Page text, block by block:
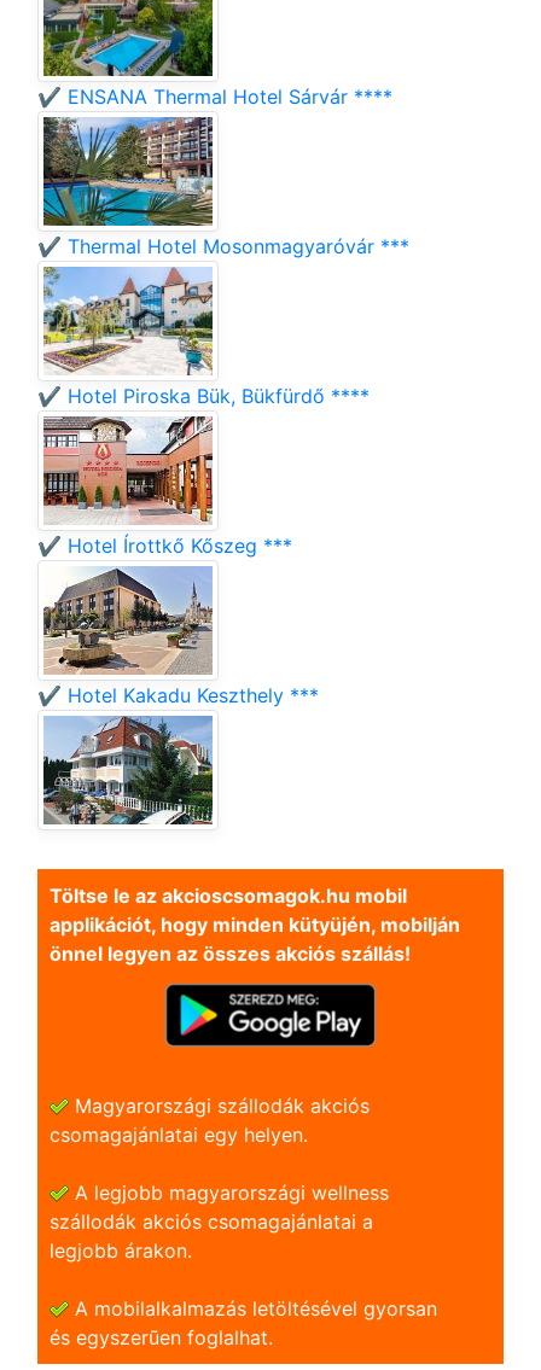
✔️ ENSANA Thermal Hotel Sárvár ****
✔️ Thermal Hotel Mosonmagyaróvár ***
✔️ Hotel Piroska Bük, Bükfürdő ****
✔️ Hotel Írottkő Kőszeg ***
✔️ Hotel Kakadu Keszthely ***
Töltse le az akcioscsomagok.hu mobil
applikációt, hogy minden kütyüjén, mobilján
önnel legyen az összes akciós szállás!
Magyarországi szállodák akciós
csomagajánlatai egy helyen.
A legjobb magyarországi wellness
szállodák akciós csomagajánlatai a
legjobb árakon.
A mobilalkalmazás letöltésével gyorsan
és egyszerũen foglalhat.